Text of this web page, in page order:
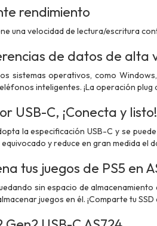
rendimiento
una velocidad de lectura/escritura
de datos de alta
sistemas operativos, como
inteligentes. ¡La operación
USB-C, ¡Conecta y listo!
la especificación USB-C y se
y reduce en gran medida
tus juegos de PS5 en
sin espacio de
juegos en él. ¡Comparte tu